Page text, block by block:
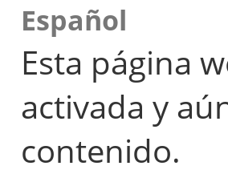
Español
Esta página
activada y
contenido.